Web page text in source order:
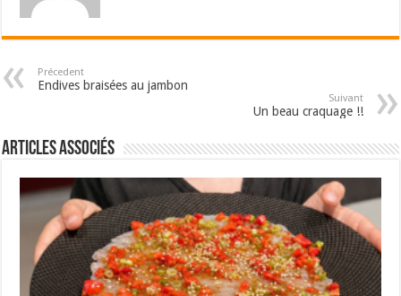
Précedent
Endives braisées au jambon
Suivant
Un beau craquage !!
Articles associés